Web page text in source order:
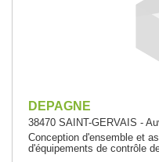
DEPAGNE
38470 SAINT-GERVAIS -
Conception d'ensemble et
d'équipements de contrôle